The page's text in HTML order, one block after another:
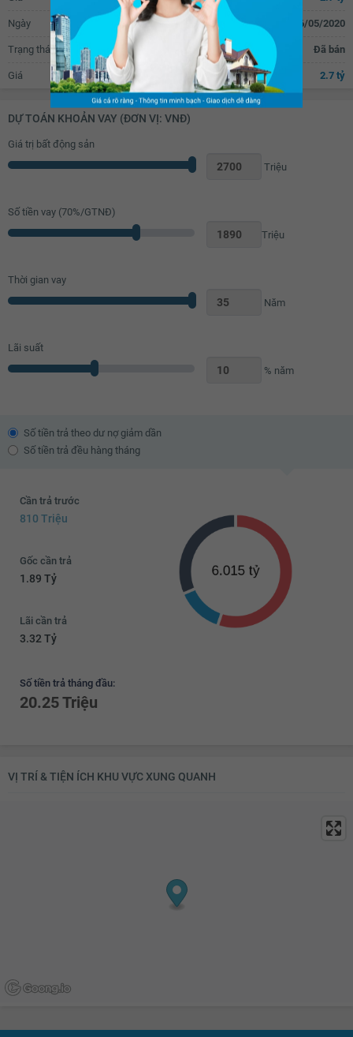
Ngày 06/05/2020
Trạng thái Đã bán
Giá 2.7 tỷ
DỰ TOÁN KHOẢN VAY (ĐƠN VỊ: VNĐ)
Giá trị bất động sản
Triệu
Số tiền vay (70%/GTNĐ)
Triệu
Thời gian vay
Năm
Lãi suất
% năm
Số tiền trả theo dư nợ giảm dần
Số tiền trả đều hàng tháng
Cần trả trước
810 Triệu
Gốc cần trả
1.89 Tỷ
Lãi cần trả
3.32 Tỷ
Số tiền trả tháng đầu:
20.25 Triệu
VỊ TRÍ & TIỆN ÍCH KHU VỰC XUNG QUANH